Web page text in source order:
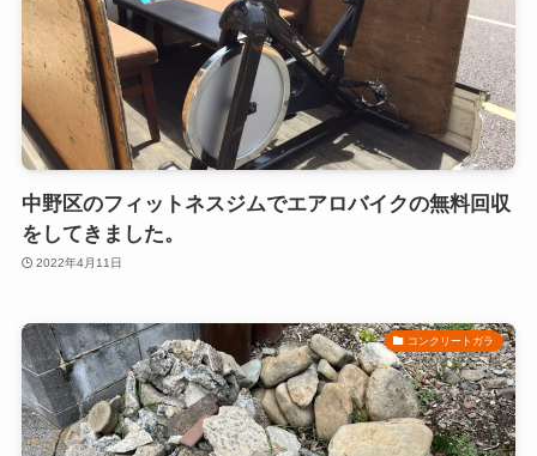
中野区のフィットネスジムでエアロバイクの無料回収
をしてきました。
2022年4月11日
コンクリートガラ